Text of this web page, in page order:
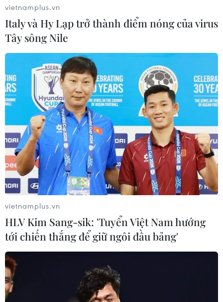
Bảo hộ công dân được ưu tiên trong lĩnh
vực đối ngoại của Việt Nam
25/03/2021 13:14
Người Phát ngôn Bộ Ngoại giao khẳng định bảo hộ
công dân là một trong những lĩnh vực ưu tiên trong đối
ngoại của Việt Nam nói riêng cũng như trong chính sách
của Đảng và Nhà nước Việt Nam nói chung.
vietnamplus.vn
Italy và Hy Lạp trở thành điểm nóng của virus
Tây sông Nile
vietnamplus.vn
HLV Kim Sang-sik: 'Tuyển Việt Nam hướng
tới chiến thắng để giữ ngôi đầu bảng'